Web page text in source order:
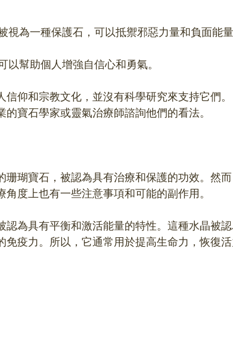
視為一種保護石，可以抵禦邪惡力量和負面能
以幫助個人增強自信心和勇氣。
信仰和宗教文化，並沒有科學研究來支持它們
寶石學家或靈氣治療師諮詢他們的看法。
珊瑚寶石，被認為具有治療和保護的功效。然
度上也有一些注意事項和可能的副作用。
認為具有平衡和激活能量的特性。這種水晶被
免疫力。所以，它通常用於提高生命力，恢復